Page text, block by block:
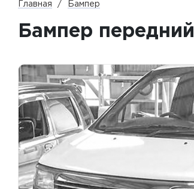
Главная Бампер
Бампер